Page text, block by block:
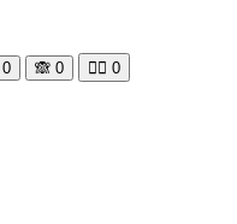
0 🙈 0 🧘‍♀️ 0